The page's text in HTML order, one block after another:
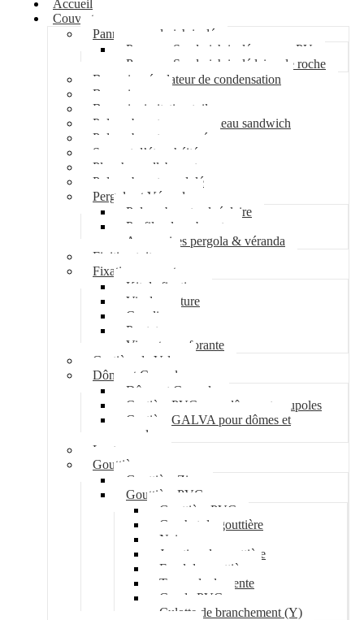
Accueil
Couverture
Panneau sandwich isolé
Panneau Sandwich isolé mousse PU
Panneau Sandwich isolé laine de roche
Bac acier régulateur de condensation
Bac acier sec
Bac acier imitation tuile
Polycarbonate pour panneau sandwich
Polycarbonate nervuré
Support d’étanchéité
Plancher collaborant
Polycarbonate ondulé
Pergola et Véranda
Polycarbonate alvéolaire
Profil polycarbonate
Accessoires pergola & véranda
Finition toiture
Fixation couverture
Kit de fixation
Vis de couture
Cavalier
Pontet
Vis auto-perforante
Costière de Velux
Dôme et Coupole
Dôme et Coupole
Costière PVC pour dômes et coupoles
Costière GALVA pour dômes et
coupoles
Lanterneau
Gouttière
Gouttière Zinc
Gouttière PVC
Gouttière PVC
Crochet de gouttière
Naissance
Jonction de gouttière
Fond de gouttière
Tuyau de descente
Coude PVC
Culotte de branchement (Y)